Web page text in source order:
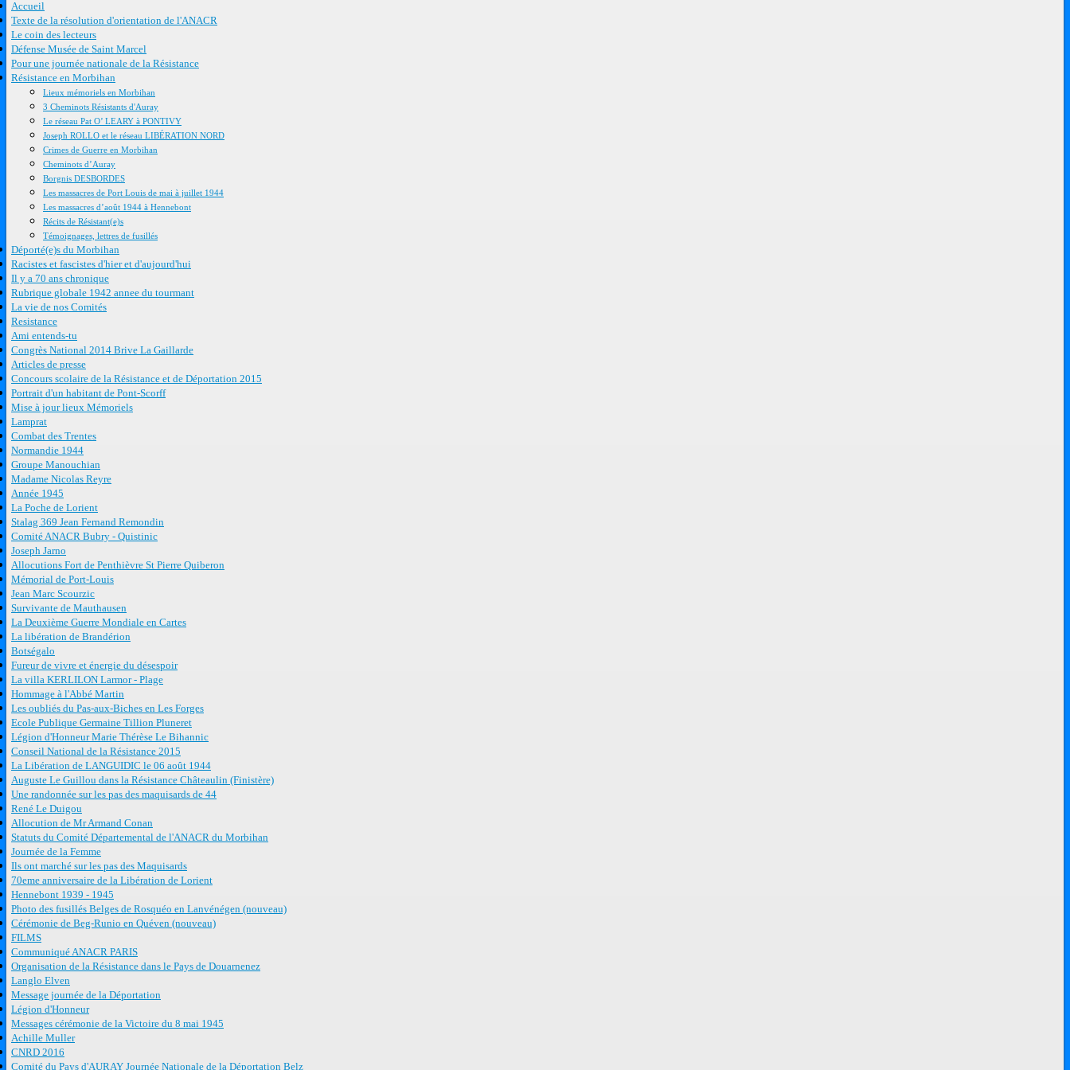
Accueil
Texte de la résolution d'orientation de l'ANACR
Le coin des lecteurs
Défense Musée de Saint Marcel
Pour une journée nationale de la Résistance
Résistance en Morbihan
Lieux mémoriels en Morbihan
3 Cheminots Résistants d'Auray
Le réseau Pat O’ LEARY à PONTIVY
Joseph ROLLO et le réseau LIBÉRATION NORD
Crimes de Guerre en Morbihan
Cheminots d’Auray
Borgnis DESBORDES
Les massacres de Port Louis de mai à juillet 1944
Les massacres d’août 1944 à Hennebont
Récits de Résistant(e)s
Témoignages, lettres de fusillés
Déporté(e)s du Morbihan
Racistes et fascistes d'hier et d'aujourd'hui
Il y a 70 ans chronique
Rubrique globale 1942 annee du tourmant
La vie de nos Comités
Resistance
Ami entends-tu
Congrès National 2014 Brive La Gaillarde
Articles de presse
Concours scolaire de la Résistance et de Déportation 2015
Portrait d'un habitant de Pont-Scorff
Mise à jour lieux Mémoriels
Lamprat
Combat des Trentes
Normandie 1944
Groupe Manouchian
Madame Nicolas Reyre
Année 1945
La Poche de Lorient
Stalag 369 Jean Fernand Remondin
Comité ANACR Bubry - Quistinic
Joseph Jarno
Allocutions Fort de Penthièvre St Pierre Quiberon
Mémorial de Port-Louis
Jean Marc Scourzic
Survivante de Mauthausen
La Deuxième Guerre Mondiale en Cartes
La libération de Brandérion
Botségalo
Fureur de vivre et énergie du désespoir
La villa KERLILON Larmor - Plage
Hommage à l'Abbé Martin
Les oubliés du Pas-aux-Biches en Les Forges
Ecole Publique Germaine Tillion Pluneret
Légion d'Honneur Marie Thérèse Le Bihannic
Conseil National de la Résistance 2015
La Libération de LANGUIDIC le 06 août 1944
Auguste Le Guillou dans la Résistance Châteaulin (Finistère)
Une randonnée sur les pas des maquisards de 44
René Le Duigou
Allocution de Mr Armand Conan
Statuts du Comité Départemental de l'ANACR du Morbihan
Journée de la Femme
Ils ont marché sur les pas des Maquisards
70eme anniversaire de la Libération de Lorient
Hennebont 1939 - 1945
Photo des fusillés Belges de Rosquéo en Lanvénégen (nouveau)
Cérémonie de Beg-Runio en Quéven (nouveau)
FILMS
Communiqué ANACR PARIS
Organisation de la Résistance dans le Pays de Douarnenez
Langlo Elven
Message journée de la Déportation
Légion d'Honneur
Messages cérémonie de la Victoire du 8 mai 1945
Achille Muller
CNRD 2016
Comité du Pays d'AURAY Journée Nationale de la Déportation Belz